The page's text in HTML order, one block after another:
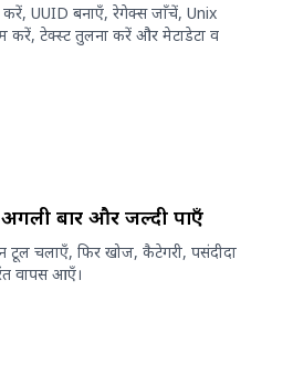
करें, UUID बनाएँ, रेगेक्स जाँचें, Unix
टेक्स्ट तुलना करें और मेटाडेटा व
बार और जल्दी पाएँ
टूल चलाएँ, फिर खोज, कैटेगरी, पसंदीदा
वापस आएँ।